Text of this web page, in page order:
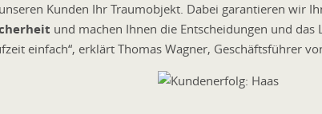
Kunden Ihr Traumobjekt. Dabei garantieren wir
und machen Ihnen die Entscheidungen und das
einfach“, erklärt Thomas Wagner, Geschäftsführer